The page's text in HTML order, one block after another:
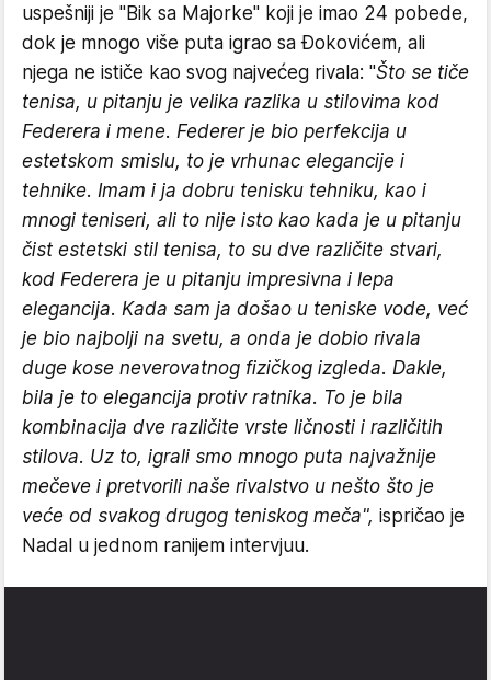
uspešniji je "Bik sa Majorke" koji je imao 24 pobede,
dok je mnogo više puta igrao sa Đokovićem, ali
njega ne ističe kao svog najvećeg rivala: "Što se tiče
tenisa, u pitanju je velika razlika u stilovima kod
Federera i mene. Federer je bio perfekcija u
estetskom smislu, to je vrhunac elegancije i
tehnike. Imam i ja dobru tenisku tehniku, kao i
mnogi teniseri, ali to nije isto kao kada je u pitanju
čist estetski stil tenisa, to su dve različite stvari,
kod Federera je u pitanju impresivna i lepa
elegancija. Kada sam ja došao u teniske vode, već
je bio najbolji na svetu, a onda je dobio rivala
duge kose neverovatnog fizičkog izgleda. Dakle,
bila je to elegancija protiv ratnika. To je bila
kombinacija dve različite vrste ličnosti i različitih
stilova. Uz to, igrali smo mnogo puta najvažnije
mečeve i pretvorili naše rivalstvo u nešto što je
veće od svakog drugog teniskog meča", ispričao je
Nadal u jednom ranijem intervjuu.